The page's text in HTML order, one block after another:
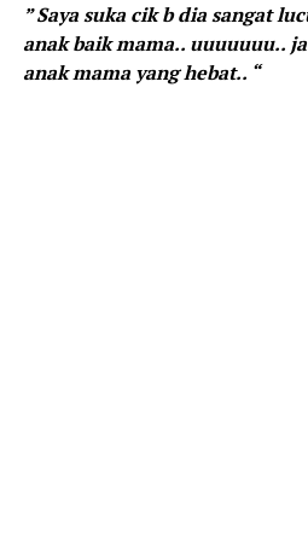
” Saya suka cik b dia sangat
anak baik mama.. uuuuuuu..
anak mama yang hebat.. “